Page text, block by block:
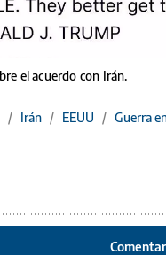
el acuerdo con Irán.
/ Irán / EEUU / Guerra